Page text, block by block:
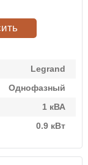
Legrand
Однофазный
1 кВА
0.9 кВт